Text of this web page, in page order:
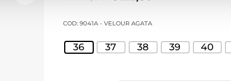
originale
€245,00.
attuale
€122,50.
COD: 9041A - VELOUR AGATA
36 37 38 39 40